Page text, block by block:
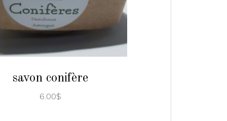
AJOUTER AU PANIER
savon conifère
6.00$